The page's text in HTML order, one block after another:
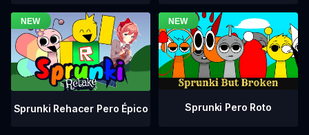
Sprunki Rehacer Pero Épico Sprunki Pero Roto